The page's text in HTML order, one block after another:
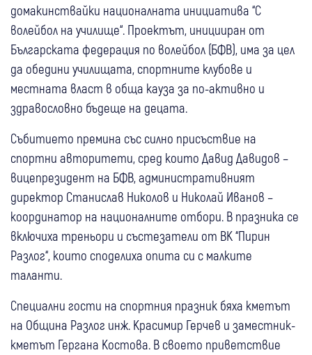
домакинствайки националната инициатива “С
волейбол на училище“. Проектът, иницииран от
Българската федерация по волейбол (БФВ), има за цел
да обедини училищата, спортните клубове и
местната власт в обща кауза за по-активно и
здравословно бъдеще на децата.
Събитието премина със силно присъствие на
спортни авторитети, сред които Давид Давидов –
вицепрезидент на БФВ, административният
директор Станислав Николов и Николай Иванов –
координатор на националните отбори. В празника се
включиха треньори и състезатели от ВК “Пирин
Разлог“, които споделиха опита си с малките
таланти.
Специални гости на спортния празник бяха кметът
на Община Разлог инж. Красимир Герчев и заместник-
кметът Гергана Костова. В своето приветствие